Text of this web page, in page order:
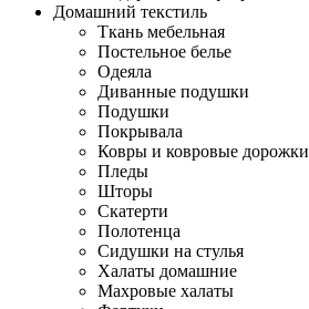
Домашний текстиль
Ткань мебельная
Постельное белье
Одеяла
Диванные подушки
Подушки
Покрывала
Ковры и ковровые дорожки
Пледы
Шторы
Скатерти
Полотенца
Сидушки на стулья
Халаты домашние
Махровые халаты